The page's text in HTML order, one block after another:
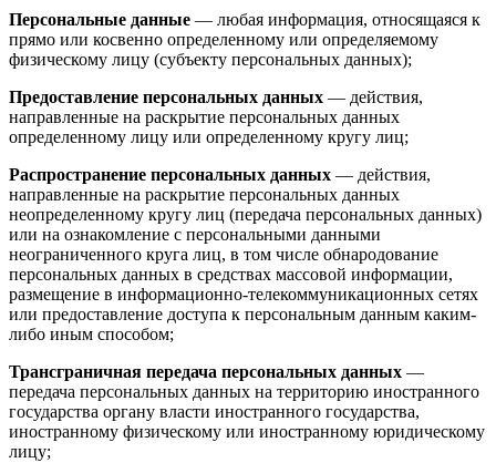
Персональные данные — любая информация, относящаяся к
прямо или косвенно определенному или определяемому
физическому лицу (субъекту персональных данных);
Предоставление персональных данных — действия,
направленные на раскрытие персональных данных
определенному лицу или определенному кругу лиц;
Распространение персональных данных — действия,
направленные на раскрытие персональных данных
неопределенному кругу лиц (передача персональных данных)
или на ознакомление с персональными данными
неограниченного круга лиц, в том числе обнародование
персональных данных в средствах массовой информации,
размещение в информационно-телекоммуникационных сетях
или предоставление доступа к персональным данным каким-
либо иным способом;
Трансграничная передача персональных данных —
передача персональных данных на территорию иностранного
государства органу власти иностранного государства,
иностранному физическому или иностранному юридическому
лицу;